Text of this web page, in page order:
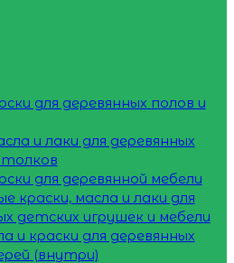
для деревянных полов и
и лаки для деревянных
для деревянной мебели
краски, масла и лаки для
детских игрушек и мебели
и краски для деревянных
(внутри)